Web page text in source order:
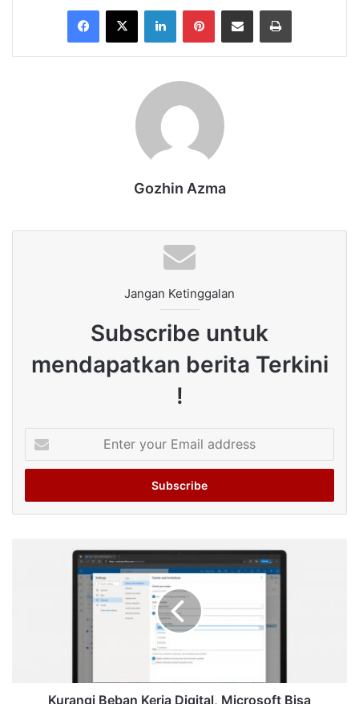
Facebook
X LinkedInPinterestShare via Email Print
Gozhin Azma
Jangan Ketinggalan
Subscribe untuk
mendapatkan berita Terkini
!
your
Email
Kurangi Beban Kerja Digital, Microsoft Bisa